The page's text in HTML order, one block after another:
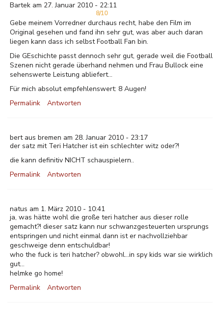
Bartek am 27. Januar 2010 - 22:11
8/10
Gebe meinem Vorredner durchaus recht, habe den Film im
Original gesehen und fand ihn sehr gut, was aber auch daran
liegen kann dass ich selbst Football Fan bin.
Die GEschichte passt dennoch sehr gut, gerade weil die Football
Szenen nicht gerade überhand nehmen und Frau Bullock eine
sehenswerte Leistung abliefert...
Für mich absolut empfehlenswert: 8 Augen!
Permalink
Antworten
bert aus bremen am 28. Januar 2010 - 23:17
der satz mit Teri Hatcher ist ein schlechter witz oder?!
die kann definitiv NICHT schauspielern..
Permalink
Antworten
natus am 1. März 2010 - 10:41
ja, was hätte wohl die große teri hatcher aus dieser rolle
gemacht?! dieser satz kann nur schwanzgesteuerten ursprungs
entspringen und nicht einmal dann ist er nachvollziehbar
geschweige denn entschuldbar!
who the fuck is teri hatcher? obwohl...in spy kids war sie wirklich
gut...
helmke go home!
Permalink
Antworten